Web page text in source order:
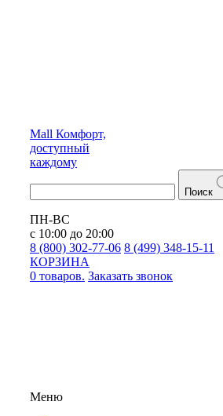
Mall Комфорт,
доступный
каждому
Поиск
ПН-ВС
с 10:00 до 20:00
8 (800) 302-77-06 8 (499) 348-15-11
КОРЗИНА
0 товаров. Заказать звонок
Меню